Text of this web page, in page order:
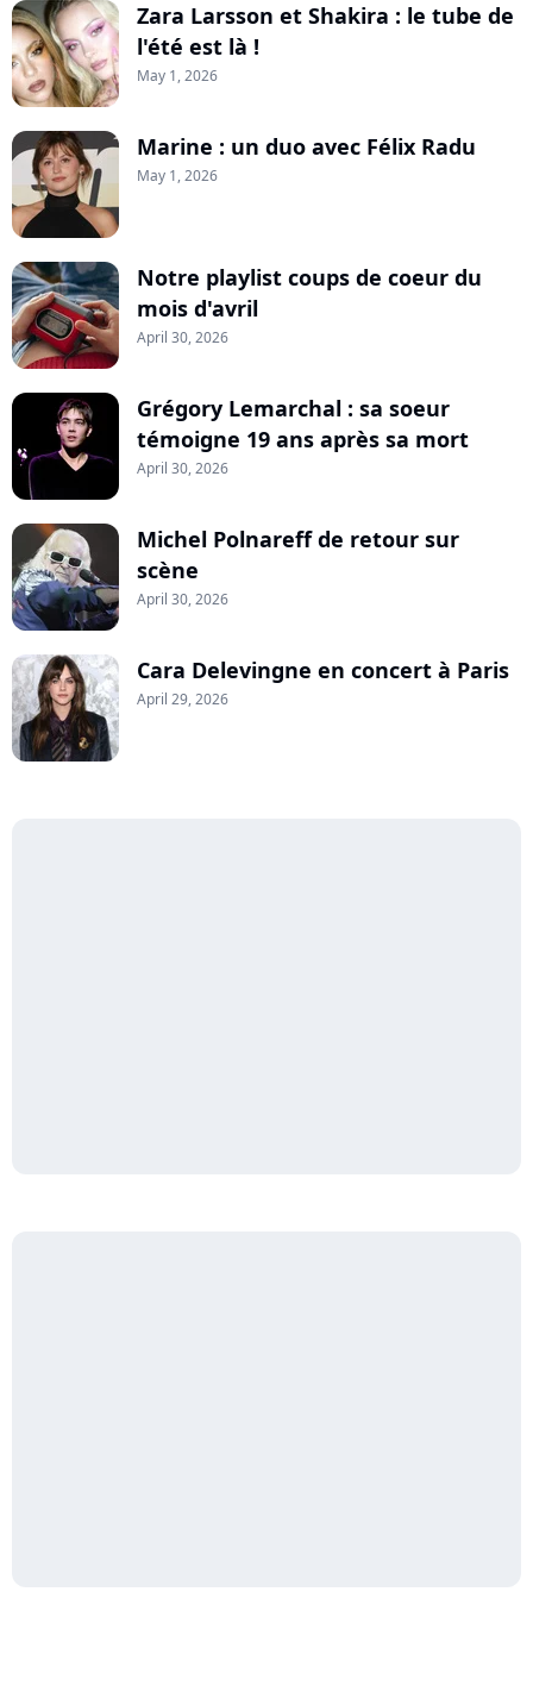
Zara Larsson et Shakira : le tube de
l'été est là !
May 1, 2026
Marine : un duo avec Félix Radu
May 1, 2026
Notre playlist coups de coeur du
mois d'avril
April 30, 2026
Grégory Lemarchal : sa soeur
témoigne 19 ans après sa mort
April 30, 2026
Michel Polnareff de retour sur
scène
April 30, 2026
Cara Delevingne en concert à Paris
April 29, 2026